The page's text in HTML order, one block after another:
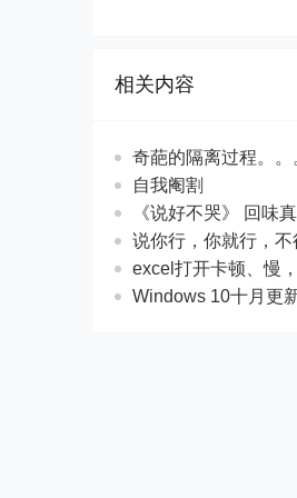
相关内容
奇葩的隔离过程。。
自我阉割
《说好不哭》 回味
说你行，你就行，不
excel打开卡顿、慢
Windows 10十月更